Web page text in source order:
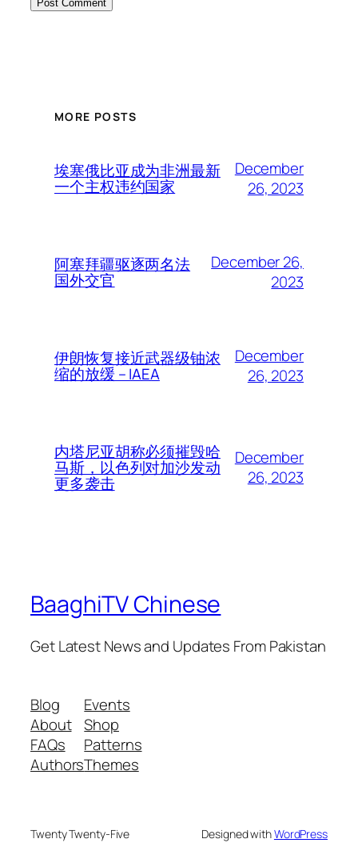
MORE POSTS
埃塞俄比亚成为非洲最新
一个主权违约国家
December
26, 2023
阿塞拜疆驱逐两名法
国外交官
December 26,
2023
伊朗恢复接近武器级铀浓
缩的放缓 – IAEA
December
26, 2023
内塔尼亚胡称必须摧毁哈
马斯，以色列对加沙发动
更多袭击
December
26, 2023
BaaghiTV Chinese
Get Latest News and Updates From Pakistan
Blog
About
FAQs
Authors
Events
Shop
Patterns
Themes
Twenty Twenty-Five Designed withWordPress